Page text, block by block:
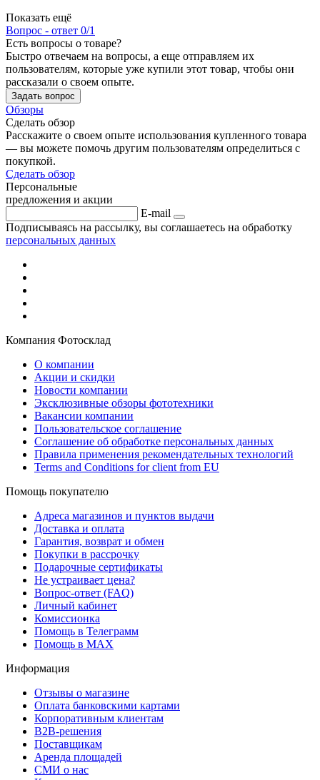
Показать ещё
Вопрос - ответ 0/1
Есть вопросы о товаре?
Быстро отвечаем на вопросы, а еще отправляем их
пользователям, которые уже купили этот товар, чтобы они
рассказали о своем опыте.
Задать вопрос
Обзоры
Сделать обзор
Расскажите о своем опыте использования купленного товара
— вы можете помочь другим пользователям определиться с
покупкой.
Сделать обзор
Персональные
предложения и акции
E-mail
Подписываясь на рассылку, вы соглашаетесь на обработку
персональных данных
Компания Фотосклад
О компании
Акции и скидки
Новости компании
Эксклюзивные обзоры фототехники
Вакансии компании
Пользовательское соглашение
Соглашение об обработке персональных данных
Правила применения рекомендательных технологий
Terms and Conditions for client from EU
Помощь покупателю
Адреса магазинов и пунктов выдачи
Доставка и оплата
Гарантия, возврат и обмен
Покупки в рассрочку
Подарочные сертификаты
Не устраивает цена?
Вопрос-ответ (FAQ)
Личный кабинет
Комиссионка
Помощь в Телеграмм
Помощь в MAX
Информация
Отзывы о магазине
Оплата банковскими картами
Корпоративным клиентам
B2B-решения
Поставщикам
Аренда площадей
СМИ о нас